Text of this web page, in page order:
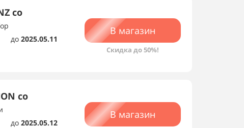
со
до 2025.05.11
В магазин
Скидка до 50%!
со
до 2025.05.12
В магазин